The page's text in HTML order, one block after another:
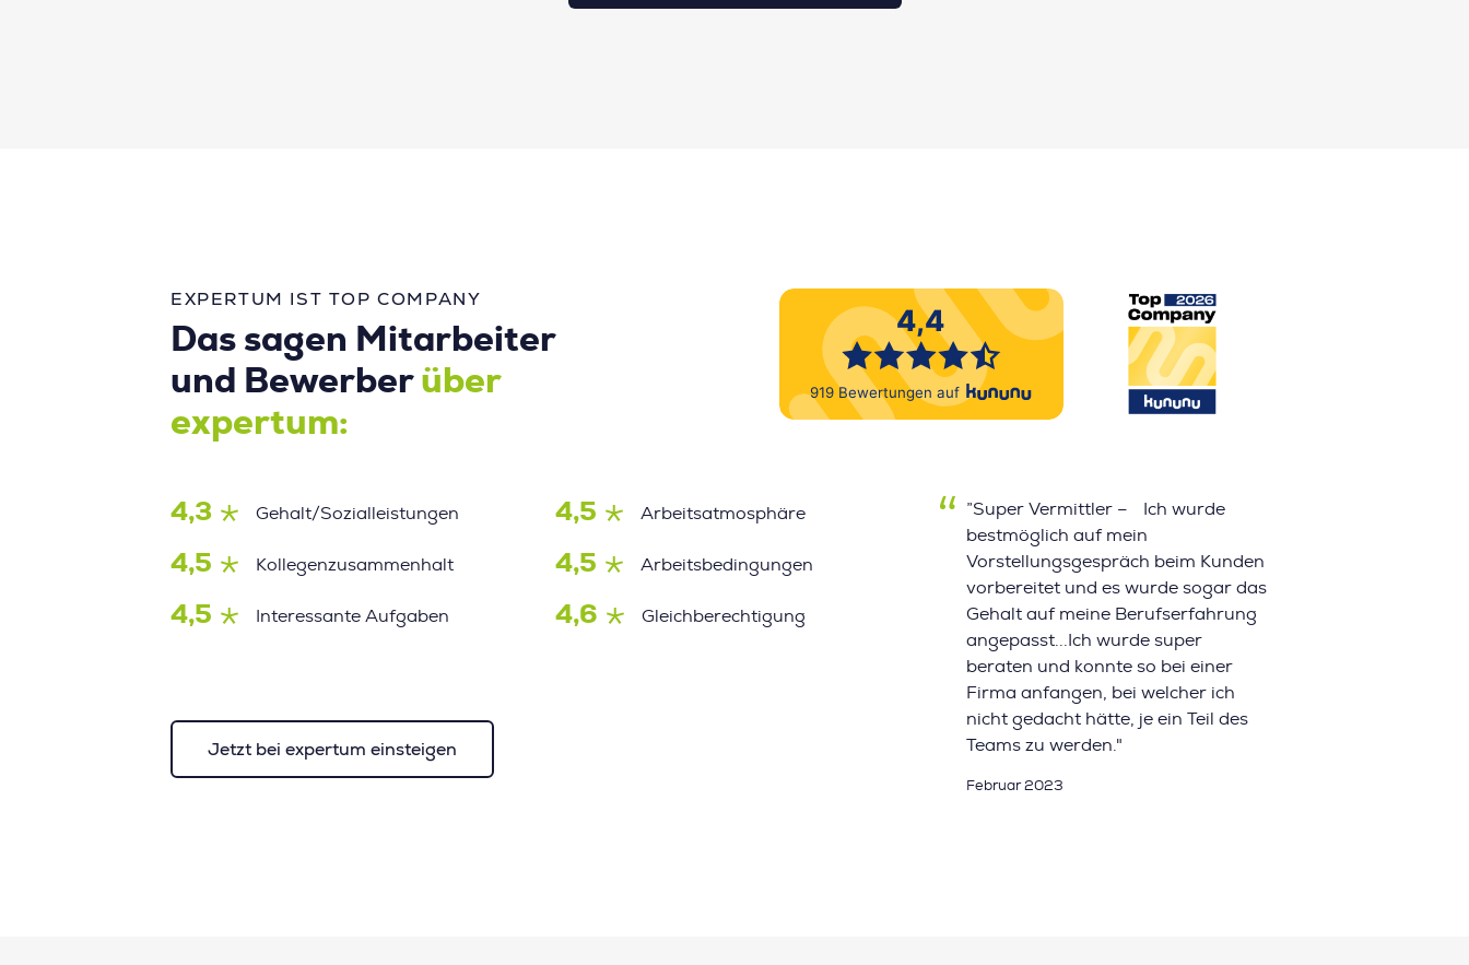
EXPERTUM IST TOP COMPANY
Das sagen Mitarbeiter
und Bewerber über
expertum:
4,3 Gehalt/Sozialleistungen 4,5 Arbeitsatmosphäre
4,5 Kollegenzusammenhalt 4,5 Arbeitsbedingungen
4,5 Interessante Aufgaben 4,6 Gleichberechtigung
Jetzt bei expertum einsteigen
”Super Vermittler – Ich wurde
bestmöglich auf mein
Vorstellungsgespräch beim Kunden
vorbereitet und es wurde sogar das
Gehalt auf meine Berufserfahrung
angepasst...Ich wurde super
beraten und konnte so bei einer
Firma anfangen, bei welcher ich
nicht gedacht hätte, je ein Teil des
Teams zu werden."
Februar 2023